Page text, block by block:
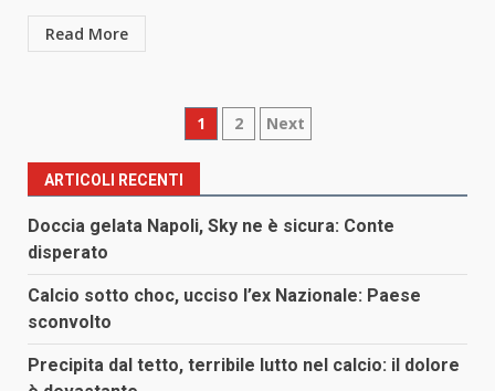
Read More
Paginazione
degli
articoli
1 2 Next
ARTICOLI RECENTI
Doccia gelata Napoli, Sky ne è sicura: Conte
disperato
Calcio sotto choc, ucciso l’ex Nazionale: Paese
sconvolto
Precipita dal tetto, terribile lutto nel calcio: il dolore